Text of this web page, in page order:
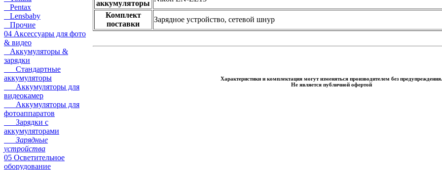
Pentax
Lensbaby
Прочие
04 Аксессуары для фото
& видео
Аккумуляторы &
зарядки
Стандартные
аккумуляторы
Аккумуляторы для
видеокамер
Аккумуляторы для
фотоаппаратов
Зарядки с
аккумуляторами
Зарядные
устройства
05 Осветительное
оборудование
аккумуляторы
Комплект
поставки
Зарядное устройство, сетевой шнур
Характеристики и комплектация могут изменяться производителем без предупреждения.
Не является публичной офертой